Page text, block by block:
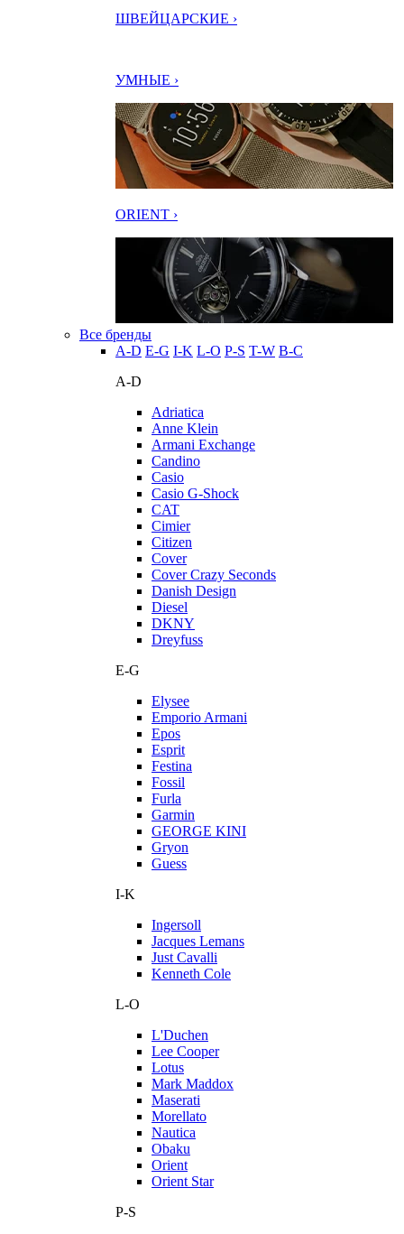
ШВЕЙЦАРСКИЕ ›
УМНЫЕ ›
ORIENT ›
Все бренды
A-D E-G I-K L-O P-S T-W В-С
A-D
Adriatica
Anne Klein
Armani Exchange
Candino
Casio
Casio G-Shock
CAT
Cimier
Citizen
Cover
Cover Crazy Seconds
Danish Design
Diesel
DKNY
Dreyfuss
E-G
Elysee
Emporio Armani
Epos
Esprit
Festina
Fossil
Furla
Garmin
GEORGE KINI
Gryon
Guess
I-K
Ingersoll
Jacques Lemans
Just Cavalli
Kenneth Cole
L-O
L'Duchen
Lee Cooper
Lotus
Mark Maddox
Maserati
Morellato
Nautica
Obaku
Orient
Orient Star
P-S